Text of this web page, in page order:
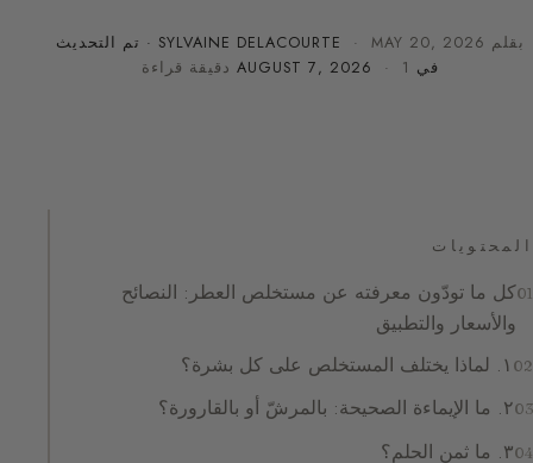
بقلم SYLVAINE DELACOURTE ·MAY 20, 2026
· تم التحديث
في
AUGUST 7, 2026 · 1 دقيقة قراءة
المحتويات
كل ما تودّون معرفته عن مستخلص العطر: النصائح
والأسعار والتطبيق
١. لماذا يختلف المستخلص على كل بشرة؟
٢. ما الإيماءة الصحيحة: بالمرشّ أو بالقارورة؟
٣. ما ثمن الحلم؟